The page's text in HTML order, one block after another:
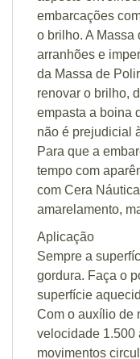
embarcações
o brilho. A Massa
arranhões e
da Massa de
renovar o brilho,
empasta a boina
não é prejudicial
Para que a
tempo com
com Cera
amarelamento,
Aplicação
Sempre a
gordura. Faça o
superfície
Com o auxílio de
velocidade 1.500
movimentos